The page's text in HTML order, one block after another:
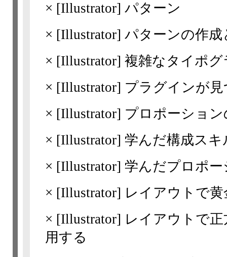
× [Illustrator] パターン
× [Illustrator] パターンの作成
× [Illustrator] 複雑なタイポ
× [Illustrator] プラグインが
× [Illustrator] プロポーショ
× [Illustrator] 学んだ構成ス
× [Illustrator] 学んだプロポ
× [Illustrator] レイアウトで
× [Illustrator] レイアウトで
用する